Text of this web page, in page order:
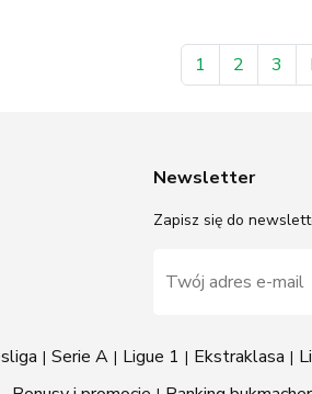
1 2 3
Newsletter
Zapisz się do
Serie A Ligue 1 Ekstraklasa